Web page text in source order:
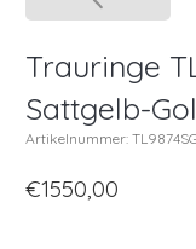
Trauringe
Sattgelb-
Artikelnummer: TL9874SG
€1550,00